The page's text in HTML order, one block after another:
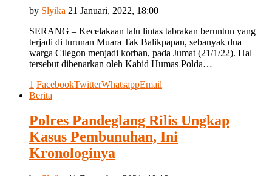
by Slyika 21 Januari, 2022, 18:00
SERANG – Kecelakaan lalu lintas tabrakan beruntun yang
terjadi di turunan Muara Tak Balikpapan, sebanyak dua
warga Cilegon menjadi korban, pada Jumat (21/1/22). Hal
tersebut dibenarkan oleh Kabid Humas Polda…
1 FacebookTwitterWhatsappEmail
Berita
Polres Pandeglang Rilis Ungkap
Kasus Pembunuhan, Ini
Kronologinya